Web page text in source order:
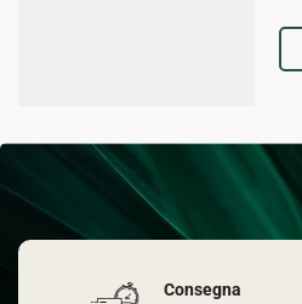
Consegna